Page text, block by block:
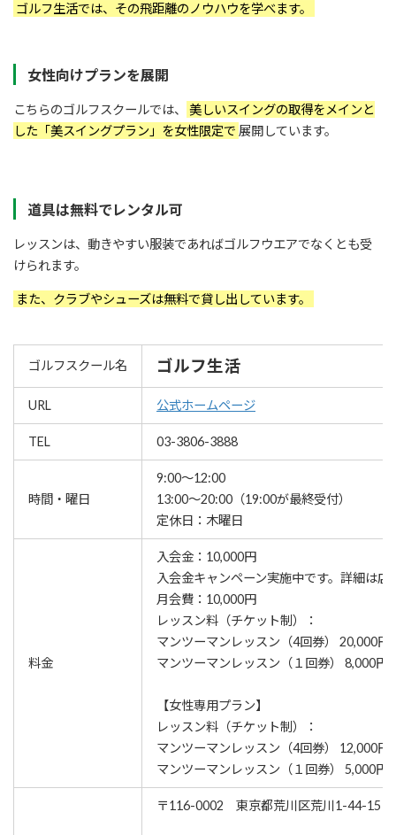
ゴルフ生活では、その飛距離のノウハウを学べます。
女性向けプランを展開
こちらのゴルフスクールでは、
美しいスイングの取得をメインと
した「美スイングプラン」を女性限定で 展開しています。
道具は無料でレンタル可
レッスンは、動きやすい服装であればゴルフウエアでなくとも受
けられます。
また、クラブやシューズは無料で貸し出しています。
ゴルフスクール名 ゴルフ生活
URL 公式ホームページ
TEL 03-3806-3888
時間・曜日
9:00～12:00
13:00～20:00（19:00が最終受付）
定休日：木曜日
料金
入会金：10,000円
⼊会⾦キャンペーン実施中です。詳細は
月会費：10,000円
レッスン料（チケット制）：
マンツーマンレッスン（4回券） 20,000円
マンツーマンレッスン（１回券） 8,000円/
【女性専用プラン】
レッスン料（チケット制）：
マンツーマンレッスン（4回券） 12,000円
マンツーマンレッスン（１回券） 5,000円/
〒116-0002 東京都荒川区荒川1-44-15 シ